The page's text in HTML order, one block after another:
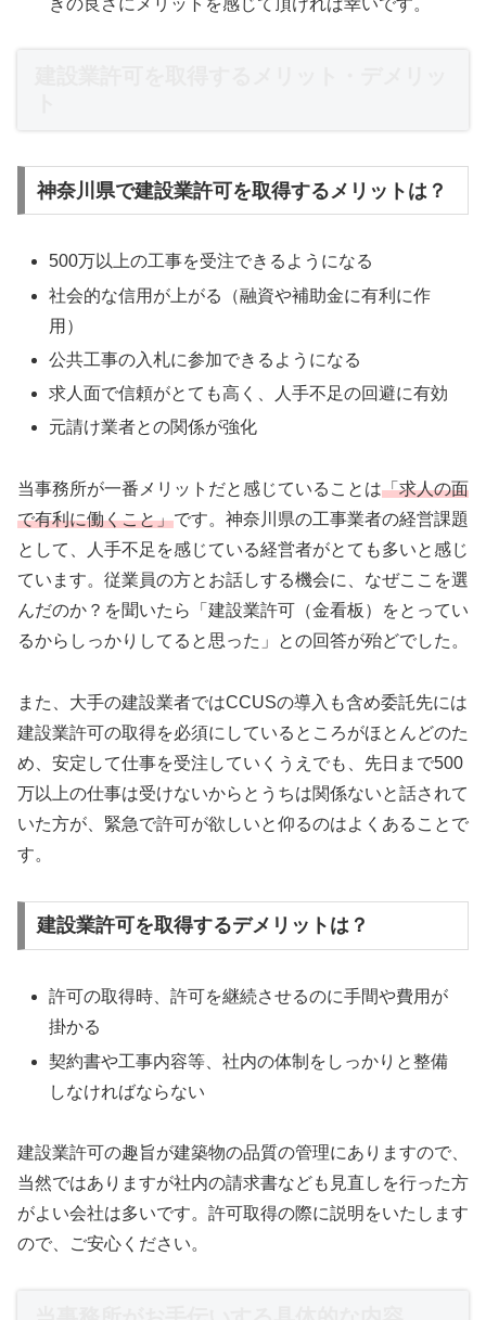
神奈川県で建設業許可を取得するメリットは？
500万以上の工事を受注できるようになる
社会的な信用が上がる（融資や補助金に有利に作
用）
公共工事の入札に参加できるようになる
求人面で信頼がとても高く、人手不足の回避に有効
元請け業者との関係が強化
当事務所が一番メリットだと感じていることは「求人の面
で有利に働くこと」です。神奈川県の工事業者の経営課題
として、人手不足を感じている経営者がとても多いと感じ
ています。従業員の方とお話しする機会に、なぜここを選
んだのか？を聞いたら「建設業許可（金看板）をとってい
るからしっかりしてると思った」との回答が殆どでした。
また、大手の建設業者ではCCUSの導入も含め委託先には
建設業許可の取得を必須にしているところがほとんどのた
め、安定して仕事を受注していくうえでも、先日まで500
万以上の仕事は受けないからとうちは関係ないと話されて
いた方が、緊急で許可が欲しいと仰るのはよくあることで
す。
建設業許可を取得するデメリットは？
許可の取得時、許可を継続させるのに手間や費用が
掛かる
契約書や工事内容等、社内の体制をしっかりと整備
しなければならない
建設業許可の趣旨が建築物の品質の管理にありますので、
当然ではありますが社内の請求書なども見直しを行った方
がよい会社は多いです。許可取得の際に説明をいたします
ので、ご安心ください。